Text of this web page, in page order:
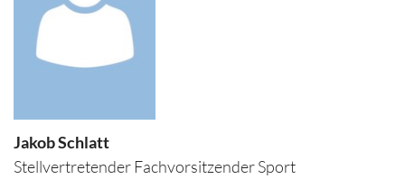
JakobSchlatt
Stellvertretender Fachvorsitzender Sport